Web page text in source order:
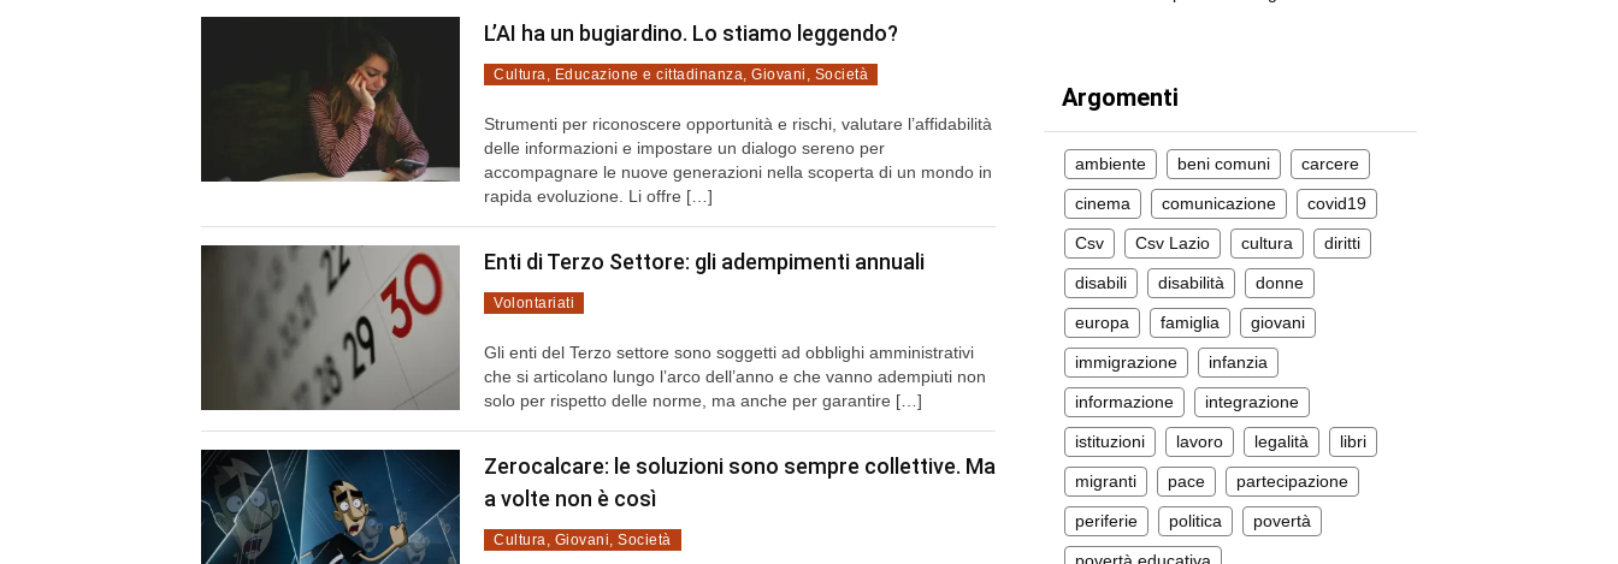
L’AI ha un bugiardino. Lo stiamo leggendo?
Cultura, Educazione e cittadinanza, Giovani , Società
Strumenti per riconoscere opportunità e rischi, valutare l’affidabilità
delle informazioni e impostare un dialogo sereno per
accompagnare le nuove generazioni nella scoperta di un mondo in
rapida evoluzione. Li offre […]
Enti di Terzo Settore: gli adempimenti annuali
Volontariati
Gli enti del Terzo settore sono soggetti ad obblighi amministrativi
che si articolano lungo l’arco dell’anno e che vanno adempiuti non
solo per rispetto delle norme, ma anche per garantire […]
Zerocalcare: le soluzioni sono sempre collettive. Ma
a volte non è così
Cultura, Giovani, Società
Argomenti
ambiente beni comuni carcere
cinema comunicazione covid19
Csv Csv Lazio cultura diritti
disabili disabilità donne
europa famiglia giovani
immigrazione infanzia
informazione integrazione
istituzioni lavoro legalità libri
migranti pace partecipazione
periferie politica povertà